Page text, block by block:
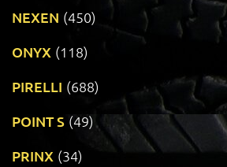
NEXEN (450)
ONYX (118)
PIRELLI (688)
POINT S (49)
PRINX (34)